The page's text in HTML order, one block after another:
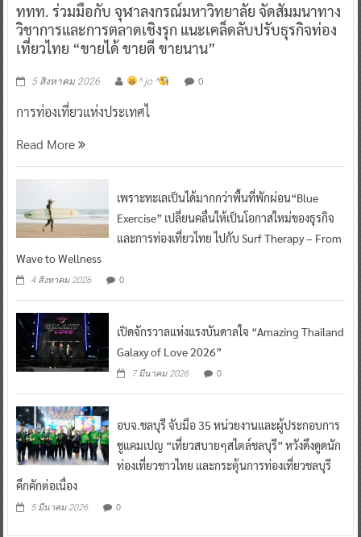
ททท. ร่วมมือกับ จุฬาลงกรณ์มหาวิทยาลัย จัดสัมมนาทาง
วิชาการและการตลาดเชิงรุก แนะเคล็ดลับปรับธุรกิจท่อง
เที่ยวไทย “ขายได้ ขายดี ขายนาน”
5 สิงหาคม 2026 ^ jo ^ 0
การท่องเที่ยวแห่งประเทศไ
Read More
เพราะทะเลเป็นได้มากกว่าพื้นที่พักผ่อน“Blue
Exercise” เปลี่ยนคลื่นให้เป็นโอกาสใหม่ของธุรกิจ
และการท่องเที่ยวไทย ไปกับ Surf Therapy – From
Wave to Wellness
4 สิงหาคม 2026 0
เปิดจักรวาลแห่งแรงบันดาลใจ “Amazing Thailand
Galaxy of Love 2026”
7 มีนาคม 2026 0
อบจ.ชลบุรี จับมือ 35 หน่วยงานและผู้ประกอบการ
ชูแคมเปญ “เที่ยวสบายๆสไตล์ชลบุรี” หวังดึงดูดนัก
ท่องเที่ยวชาวไทย และกระตุ้นการท่องเที่ยวชลบุรี
คึกคักต่อเนื่อง
5 มีนาคม 2026 0